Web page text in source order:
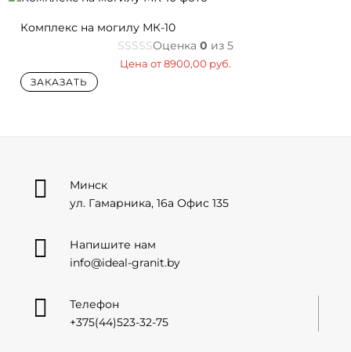
Комплекс на могилу МК-10
Оценка 0 из 5
Цена от8900,00 руб.
ЗАКАЗАТЬ

Минск
ул. Гамарника, 16а Офис 135

Напишите нам
info@ideal-granit.by

Телефон
+375(44)523-32-75